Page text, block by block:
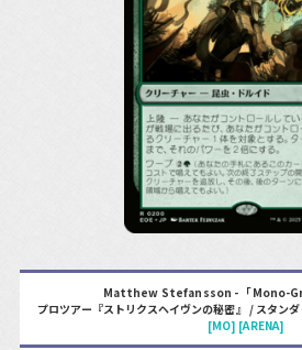
Matthew Stefansson - 「Mono-
プロツアー『ストリクスヘイヴンの秘密』 / スタン
[MO] [ARENA]